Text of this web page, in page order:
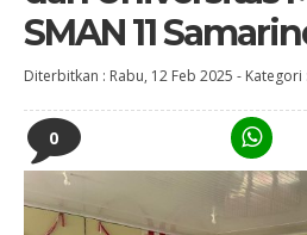
SMAN 11
Diterbitkan : Rabu, 12 Feb 2025 - Kategori :
0